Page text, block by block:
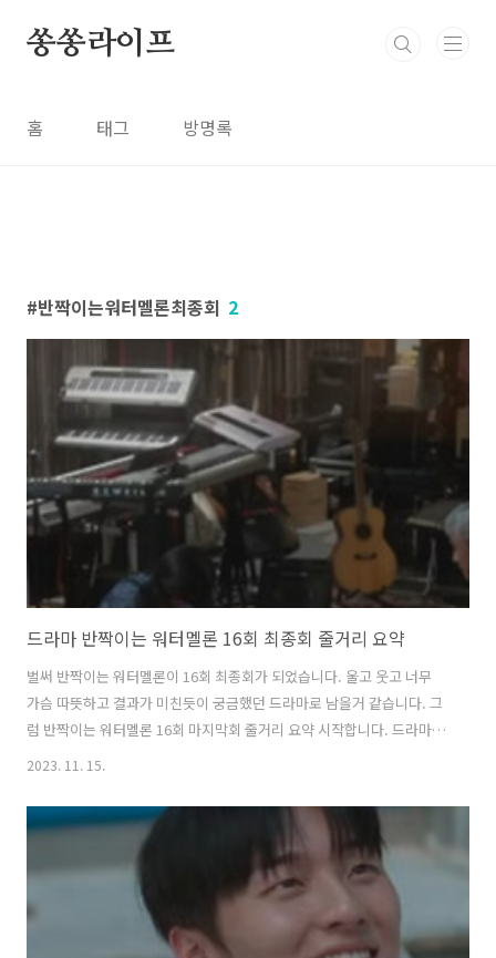
쏭쏭라이프
홈 태그 방명록
반짝이는워터멜론최종회 2
드라마 반짝이는 워터멜론 16회 최종회 줄거리 요약
벌써 반짝이는 워터멜론이 16회 최종회가 되었습니다. 울고 웃고 너무
가슴 따뜻하고 결과가 미친듯이 궁금했던 드라마로 남을거 같습니다. 그
럼 반짝이는 워터멜론 16회 마지막회 줄거리 요약 시작합니다. 드라마
반짝이는 워터멜론 몇부작, 등장인물 총정리 기본정보 방송 기간 : 2023
장르 : 판타지, 청춘, 성장, 로맨틱 코미디, 음악 채널 : TVN 스트리밍 : 티
빙 출연 : 려욱, 최현욱, 설인아 blogyul.com 드라마 반짝이는 워터멜론
15회 줄거리 요약 반짝이는 워터멜론이 총 16부작으로 이번주가 아쉽게
도 마지막회가 되었네요. 달달하지만 시시하지 않은 청춘드라마로 나도
모르게 엄마미소가 절로 나면서 90년..
2023. 11. 15.